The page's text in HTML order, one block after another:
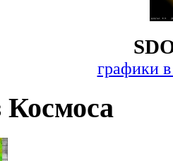
графики